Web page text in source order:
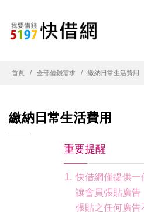
首頁 全部借錢需求 繳納日常生活費用
繳納日常生活費用
重要提醒
快借網僅提供一
讓會員張貼廣告
張貼之任何廣告